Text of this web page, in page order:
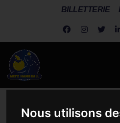
Nous utilisons
BILLETTERIE
Actus Dragonnes
Championnat > L’AVANT MATCH